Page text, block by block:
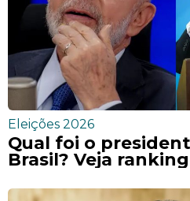
Eleições 2026
Qual foi o
Brasil? Veja ranking